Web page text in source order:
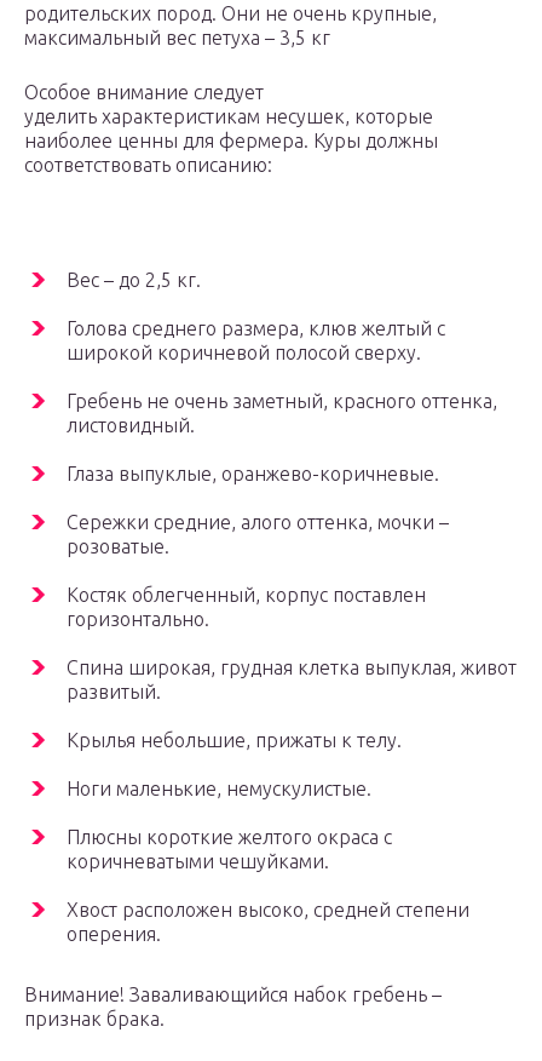
родительских пород. Они не очень крупные,
максимальный вес петуха – 3,5 кг
Особое внимание следует
уделить характеристикам несушек, которые
наиболее ценны для фермера. Куры должны
соответствовать описанию:
Вес – до 2,5 кг.
Голова среднего размера, клюв желтый с
широкой коричневой полосой сверху.
Гребень не очень заметный, красного оттенка,
листовидный.
Глаза выпуклые, оранжево-коричневые.
Сережки средние, алого оттенка, мочки –
розоватые.
Костяк облегченный, корпус поставлен
горизонтально.
Спина широкая, грудная клетка выпуклая, живот
развитый.
Крылья небольшие, прижаты к телу.
Ноги маленькие, немускулистые.
Плюсны короткие желтого окраса с
коричневатыми чешуйками.
Хвост расположен высоко, средней степени
оперения.
Внимание! Заваливающийся набок гребень –
признак брака.